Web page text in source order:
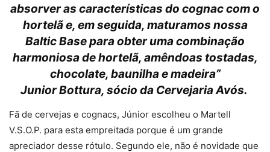
absorver as características do cognac com o
hortelã e, em seguida, maturamos nossa
Baltic Base para obter uma combinação
harmoniosa de hortelã, amêndoas tostadas,
chocolate, baunilha e madeira”
Junior Bottura, sócio da Cervejaria Avós.
Fã de cervejas e cognacs, Júnior escolheu o Martell
V.S.O.P. para esta empreitada porque é um grande
apreciador desse rótulo. Segundo ele, não é novidade que